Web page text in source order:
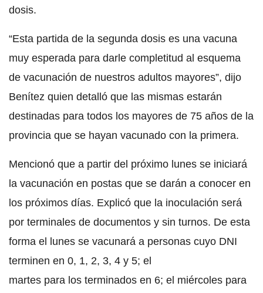
dosis.
“Esta partida de la segunda dosis es una vacuna
muy esperada para darle completitud al esquema
de vacunación de nuestros adultos mayores”, dijo
Benítez quien detalló que las mismas estarán
destinadas para todos los mayores de 75 años de la
provincia que se hayan vacunado con la primera.
Mencionó que a partir del próximo lunes se iniciará
la vacunación en postas que se darán a conocer en
los próximos días. Explicó que la inoculación será
por terminales de documentos y sin turnos. De esta
forma el lunes se vacunará a personas cuyo DNI
terminen en 0, 1, 2, 3, 4 y 5; el
martes para los terminados en 6; el miércoles para